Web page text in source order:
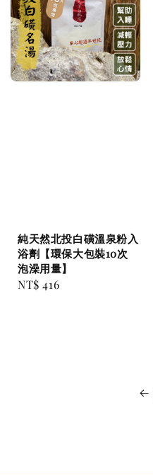
純天然北投白磺溫泉粉入
浴劑【環保大包裝10次
泡澡用量】
Regular
NT$ 416